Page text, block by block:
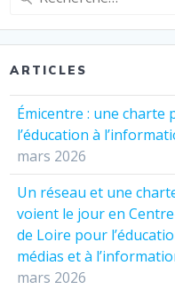
:
ARTICLES
Émicentre : une charte
l’éducation à
mars 2026
Un réseau et une
voient le jour en
de Loire pour
médias et à
mars 2026